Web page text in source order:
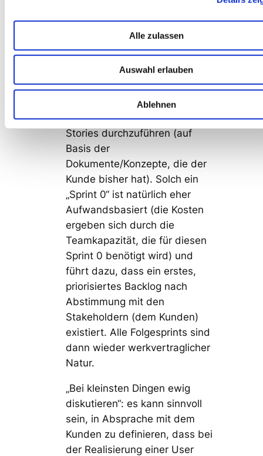
Alle zulassen
Auswahl erlauben
Ablehnen
Spezifikation der User Stories:
wir haben gute Erfahrung damit
gemacht, in einem „Sprint 0“
das initiale Setup inkl.
Spezifikation der ersten User
Stories durchzuführen (auf
Basis der
Dokumente/Konzepte, die der
Kunde bisher hat). Solch ein
„Sprint 0“ ist natürlich eher
Aufwandsbasiert (die Kosten
ergeben sich durch die
Teamkapazität, die für diesen
Sprint 0 benötigt wird) und
führt dazu, dass ein erstes,
priorisiertes Backlog nach
Abstimmung mit den
Stakeholdern (dem Kunden)
existiert. Alle Folgesprints sind
dann wieder werkvertraglicher
Natur.
„Bei kleinsten Dingen ewig
diskutieren“: es kann sinnvoll
sein, in Absprache mit dem
Kunden zu definieren, dass bei
der Realisierung einer User